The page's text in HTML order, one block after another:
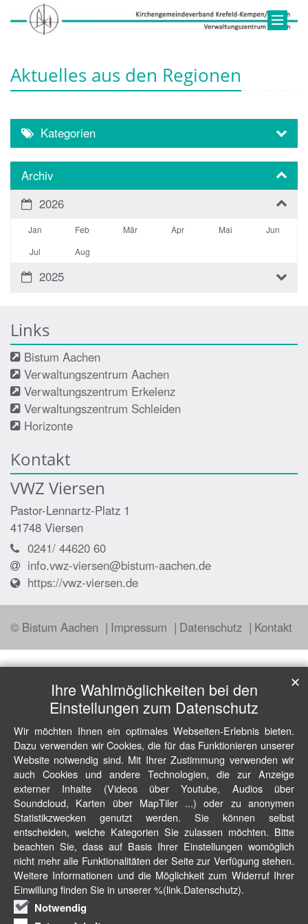
Aktuelles aus den Regionen
Kategorien
Archiv
2026
Jan Feb Mär Apr Mai
Jun
Jul
Aug
2025
Links
Bistum Aachen
Verwaltungszentrum Aachen
Verwaltungszentrum Erkelenz
Verwaltungszentrum Schleiden
Horizonte
Kontakt
VWZ Viersen
Pastor-Lennartz-Platz 1
41748 Viersen
0241/ 44620 60
info.vwz-viersen@bistum-aachen.de
https://vwz-viersen.de
© Bistum Aachen Impressum Datenschutz Kontakt
Ihre Wahlmöglichkeiten bei den
Einstellungen zum Datenschutz
Wir möchten Ihnen ein optimales Webseiten-Erlebnis bieten.
Dazu verwenden wir Cookies, die für das Funktionieren unserer
Website notwendig sind. Mit Ihrer Zustimmung verwenden wir
auch Cookies und andere Technologien, die zur Anzeige
externer Inhalte (Videos über Youtube, Audios über
Soundcloud, Karten über MapTiler ...) oder zu anonymen
Statistikzwecken genutzt werden. Sie können selbst
entscheiden, welche Kategorien Sie zulassen möchten. Bitte
beachten Sie, dass auf Basis Ihrer Einstellungen womöglich
nicht mehr alle Funktionalitäten der Seite zur Verfügung stehen.
Weitere Informationen und die Möglichkeit zum Widerruf Ihrer
Einwillung finden Sie in unserer %(link.Datenschutz).
Notwendig
✕